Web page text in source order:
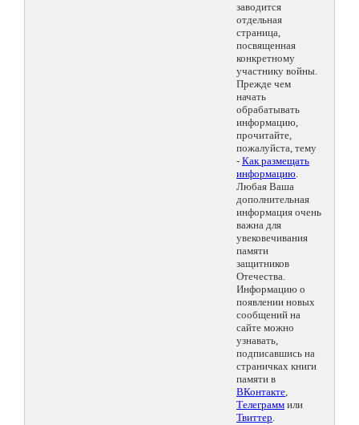
заводится
отдельная
страница,
посвященная
конкретному
участнику войны.
Прежде чем
начать
обрабатывать
информацию,
прочитайте,
пожалуйста, тему
- Как размещать
информацию.
Любая Ваша
дополнительная
информация очень
важна для
увековечивания
памяти
защитников
Отечества.
Информацию о
появлении новых
сообщений на
сайте можно
узнавать,
подписавшись на
страничках книги
памяти в
ВКонтакте,
Телеграмм или
Твиттер.